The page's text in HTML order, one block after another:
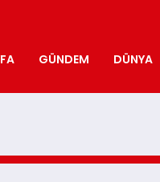
GÜNDEM DÜNYA